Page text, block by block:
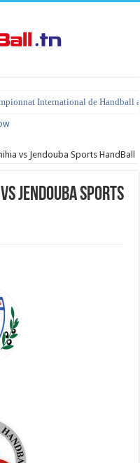
International de Handball
vs Jendouba Sports HandBall
Jendouba Sports